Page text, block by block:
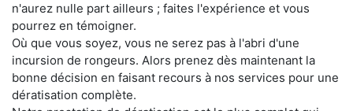
n'aurez nulle part ailleurs ; faites l'expérience et vous
pourrez en témoigner.
Où que vous soyez, vous ne serez pas à l'abri d'une
incursion de rongeurs. Alors prenez dès maintenant la
bonne décision en faisant recours à nos services pour une
dératisation complète.